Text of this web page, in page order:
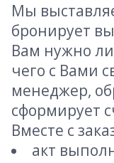
Мы
бронирует
Вам нужно
чего с Вами
менеджер,
сформирует
Вместе с
акт